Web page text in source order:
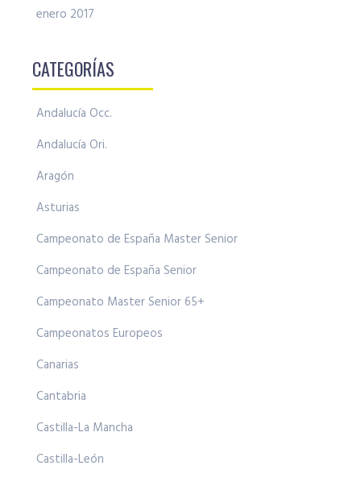
enero 2017
CATEGORÍAS
Andalucía Occ.
Andalucía Ori.
Aragón
Asturias
Campeonato de España Master Senior
Campeonato de España Senior
Campeonato Master Senior 65+
Campeonatos Europeos
Canarias
Cantabria
Castilla-La Mancha
Castilla-León